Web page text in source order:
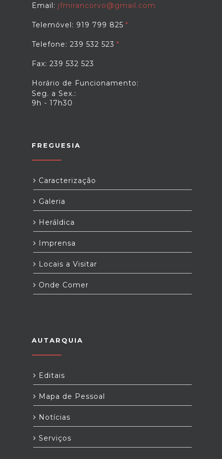
Email: jfmirancorvo@gmail.com
Telemóvel: 919 799 825
Telefone: 239 532 523
Fax: 239 532 523
Horário de Funcionamento:
Seg. a Sex.:
9h - 17h30
FREGUESIA
Caracterização
Galeria
Heráldica
Imprensa
Locais a Visitar
Onde Comer
AUTARQUIA
Editais
Mapa de Pessoal
Notícias
Serviços